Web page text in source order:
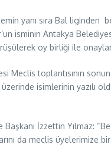
yanı sıra Bal liginden
isminin Antakya
oy birliği ile
Meclis toplantısının
isimlerinin yazılı
Başkanı İzzettin Yılmaz:
da meclis üyelerimize